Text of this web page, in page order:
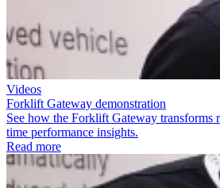
Videos
Forklift Gateway demonstration
See how the Forklift Gateway transforms
time performance insights.
Read more